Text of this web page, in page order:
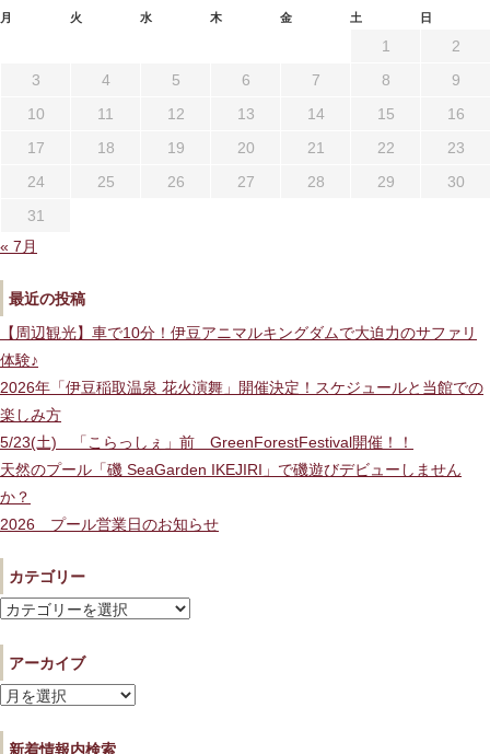
月 火 水 木 金 土 日
1
2
3
4 5 6 7 8
9
10
11 12 13 14 15
16
17
18 19 20 21 22
23
24
25 26 27 28 29
30
31
« 7月
最近の投稿
【周辺観光】車で10分！伊豆アニマルキングダムで大迫力のサファリ
体験♪
2026年「伊豆稲取温泉 花火演舞」開催決定！スケジュールと当館での
楽しみ方
5/23(土) 「こらっしぇ」前 GreenForestFestival開催！！
天然のプール「磯 SeaGarden IKEJIRI」で磯遊びデビューしません
か？
2026 プール営業日のお知らせ
カテゴリー
カ
ゴ
リ
アーカイブ
ア
新着情報内検索